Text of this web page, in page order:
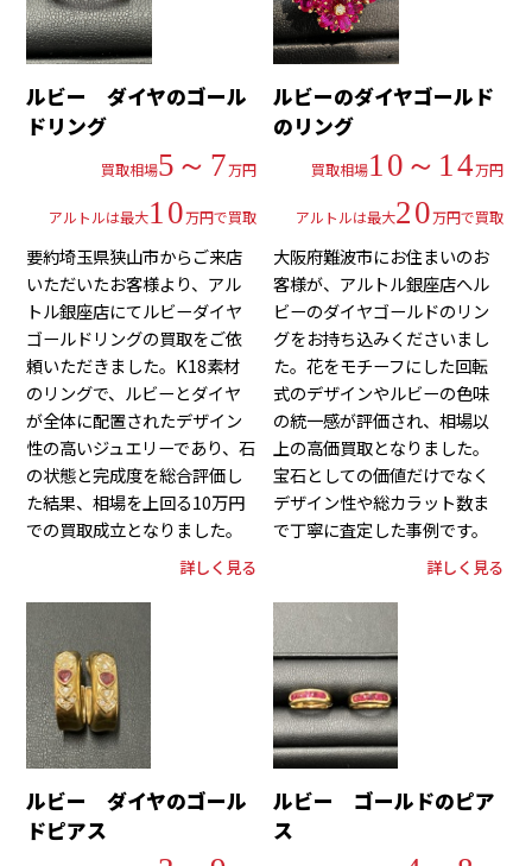
ルビー ダイヤのゴール
ドリング
買取相場5～7万円
アルトルは最大10万円で買取
要約埼玉県狭山市からご来店
いただいたお客様より、アル
トル銀座店にてルビーダイヤ
ゴールドリングの買取をご依
頼いただきました。K18素材
のリングで、ルビーとダイヤ
が全体に配置されたデザイン
性の高いジュエリーであり、石
の状態と完成度を総合評価し
た結果、相場を上回る10万円
での買取成立となりました。
詳しく見る
ルビーのダイヤゴールド
のリング
買取相場10～14万円
アルトルは最大20万円で買取
大阪府難波市にお住まいのお
客様が、アルトル銀座店へル
ビーのダイヤゴールドのリン
グをお持ち込みくださいまし
た。花をモチーフにした回転
式のデザインやルビーの色味
の統一感が評価され、相場以
上の高価買取となりました。
宝石としての価値だけでなく
デザイン性や総カラット数ま
で丁寧に査定した事例です。
詳しく見る
ルビー ダイヤのゴール
ドピアス
ルビー ゴールドのピア
ス